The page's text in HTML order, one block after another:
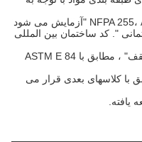
". کد ساختمان بین المللی
مطابق با ASTM E 84
با کلاسهای بعدی قرار
می